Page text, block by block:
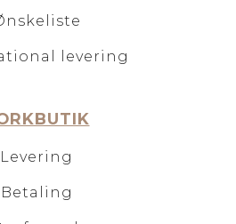
levering
Levering
Betaling